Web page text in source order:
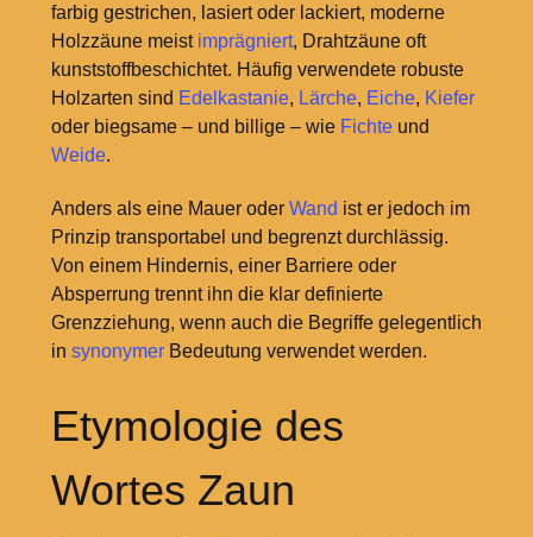
farbig gestrichen, lasiert oder lackiert, moderne
Holzzäune meist imprägniert, Drahtzäune oft
kunststoffbeschichtet. Häufig verwendete robuste
Holzarten sind Edelkastanie, Lärche, Eiche, Kiefer
oder biegsame – und billige – wie Fichteund
Weide.
Anders als eine Mauer oder Wand ist er jedoch im
Prinzip transportabel und begrenzt durchlässig.
Von einem Hindernis, einer Barriere oder
Absperrung trennt ihn die klar definierte
Grenzziehung, wenn auch die Begriffe gelegentlich
in synonymerBedeutung verwendet werden.
Etymologie des
Wortes Zaun